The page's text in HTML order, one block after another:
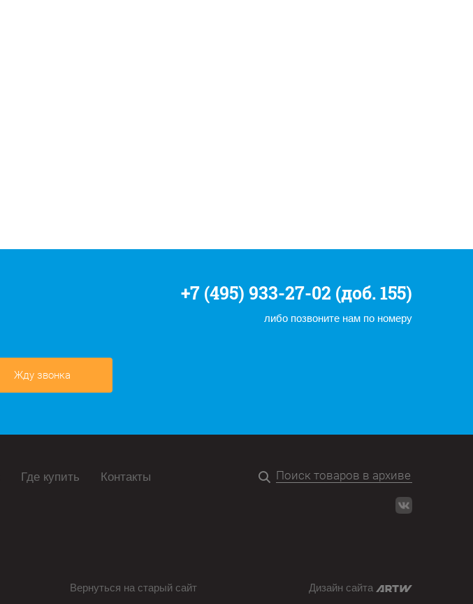
+7 (495) 933-27-02 (доб. 155)
либо позвоните нам по номеру
Жду звонка
Где купить Контакты
Вернуться на старый сайт Дизайн сайта